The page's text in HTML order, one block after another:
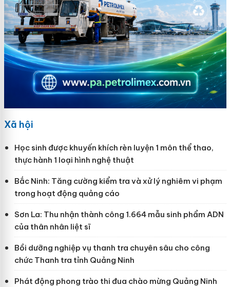
Xã hội
Học sinh được khuyến khích rèn luyện 1 môn thể thao,
thực hành 1 loại hình nghệ thuật
Bắc Ninh: Tăng cường kiểm tra và xử lý nghiêm vi phạm
trong hoạt động quảng cáo
Sơn La: Thu nhận thành công 1.664 mẫu sinh phẩm ADN
của thân nhân liệt sĩ
Bồi dưỡng nghiệp vụ thanh tra chuyên sâu cho công
chức Thanh tra tỉnh Quảng Ninh
Phát động phong trào thi đua chào mừng Quảng Ninh